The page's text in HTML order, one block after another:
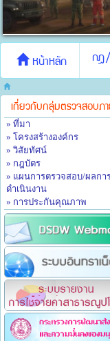
หน้าหลัก กฎ/
เกี่ยวกับกลุ่มตรวจสอบภา
» ที่มา
» โครงสร้างองค์กร
» วิสัยทัศน์
» กฎบัตร
» แผนการตรวจสอบ/ผลกา
ดำเนินงาน
» การประกันคุณภาพ